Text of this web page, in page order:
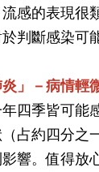
流感的表現
判斷感染可
」－病情輕
四季皆可能
占約四分之
響。值得放